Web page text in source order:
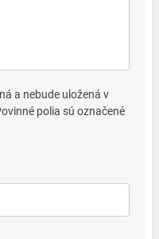
a nebude uložená v
polia sú označené